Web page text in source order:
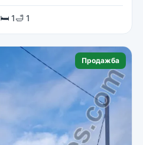
🛏 1🛁 1
Продажба